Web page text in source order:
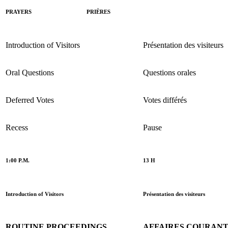
PRAYERS PRIÈRES
Introduction of Visitors Présentation des visiteurs
Oral Questions Questions orales
Deferred Votes Votes différés
Recess Pause
1:00 P.M. 13 H
Introduction of Visitors Présentation des visiteurs